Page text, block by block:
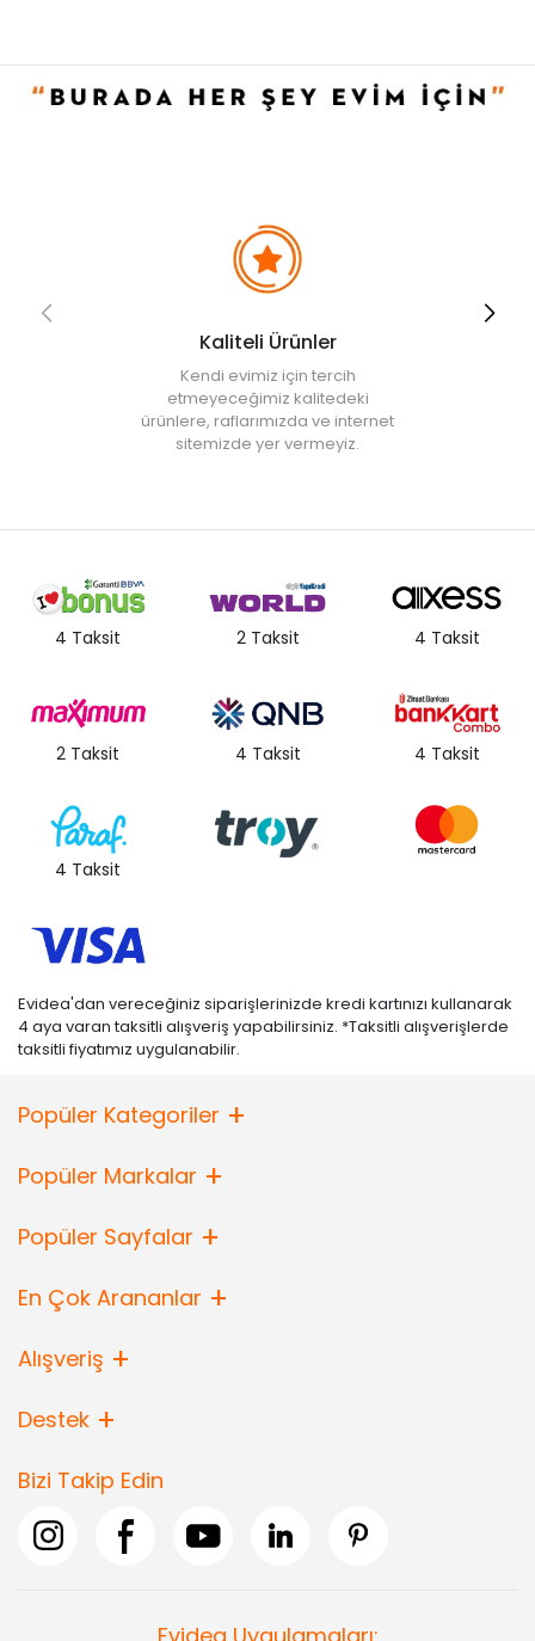
Kaliteli Ürünler
Kendi evimiz için tercih
etmeyeceğimiz kalitedeki
ürünlere, raflarımızda ve internet
sitemizde yer vermeyiz.
4 Taksit 2 Taksit 4 Taksit
2 Taksit 4 Taksit 4 Taksit
4 Taksit
Evidea'dan vereceğiniz siparişlerinizde kredi kartınızı kullanarak
4 aya varan taksitli alışveriş yapabilirsiniz. *Taksitli alışverişlerde
taksitli fiyatımız uygulanabilir.
Popüler Kategoriler
Popüler Markalar
Popüler Sayfalar
En Çok Arananlar
Alışveriş
Destek
Bizi Takip Edin